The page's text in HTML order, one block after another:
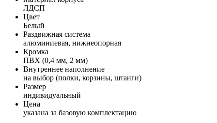
ЛДСП
Цвет
Белый
Раздвижная система
алюминиевая, нижнеопорная
Кромка
ПВХ (0,4 мм, 2 мм)
Внутреннее наполнение
на выбор (полки, корзины, штанги)
Размер
индивидуальный
Цена
указана за базовую комплектацию